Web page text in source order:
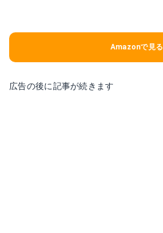
Amazonで見る
広告の後に記事が続きます